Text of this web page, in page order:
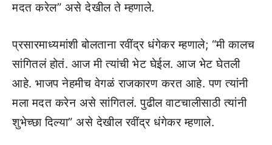
मदत करेल” असे देखील ते म्हणाले.
प्रसारमाध्यमांशी बोलताना रवींद्र धंगेकर म्हणाले; “मी कालच
सांगितलं होतं. आज मी त्यांची भेट घेईल. आज भेट घेतली
आहे. भाजप नेहमीच वेगळं राजकारण करत आहे. पण त्यांनी
मला मदत करेन असे सांगितलं. पुढील वाटचालीसाठी त्यांनी
शुभेच्छा दिल्या” असे देखील रवींद्र धंगेकर म्हणाले.